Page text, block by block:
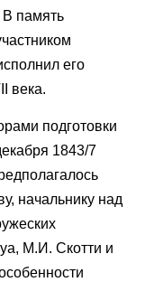
В память
его
века.
подготовки
1843/7
начальнику над
М.И. Скотти и